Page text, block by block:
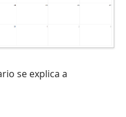
se explica a